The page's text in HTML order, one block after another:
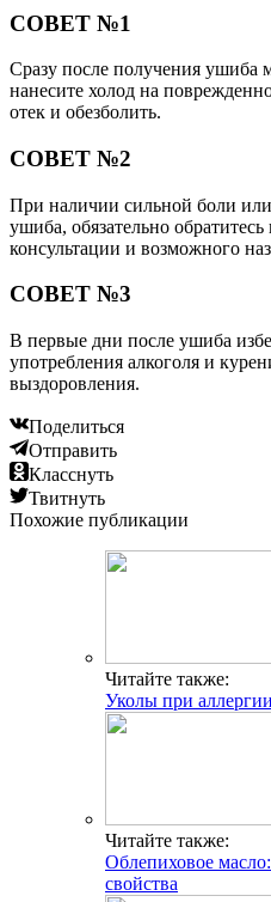
СОВЕТ №1
Сразу после получения ушиба
нанесите холод на
отек и обезболить.
СОВЕТ №2
При наличии сильной боли
ушиба, обязательно
консультации и возможного
СОВЕТ №3
В первые дни после ушиба
употребления алкоголя и
выздоровления.
Поделиться
Отправить
Класснуть
Твитнуть
Похожие публикации
Читайте также:
Уколы при аллергии
Читайте также:
Облепиховое
свойства